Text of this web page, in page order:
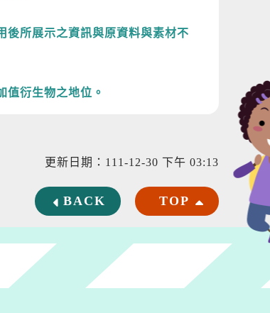
後所展示之資訊與原資料與素材不
值衍生物之地位。
更新日期：111-12-30 下午 03:13
BACK TOP